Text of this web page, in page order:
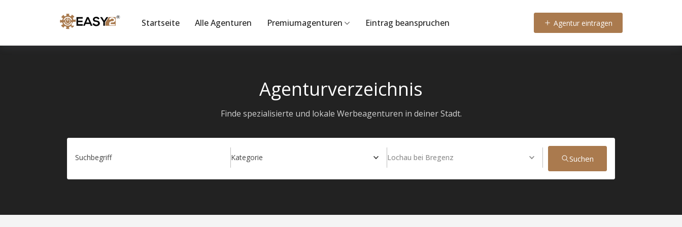
Startseite Alle Agenturen Premiumagenturen Eintrag beanspruchen Agentur eintragen
Agenturverzeichnis
Finde spezialisierte und lokale Werbeagenturen in deiner Stadt.
Suchbegriff Kategorie Lochau bei Bregenz Suchen